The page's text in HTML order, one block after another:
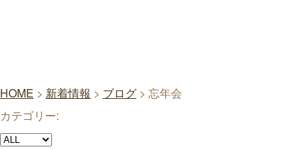
HOME > 新着情報 > ブログ > 忘年会
カテゴリー: